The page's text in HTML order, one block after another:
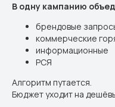
В одну кампанию
брендовые
коммерческие
информационные
РСЯ
Алгоритм путается.
Бюджет уходит на